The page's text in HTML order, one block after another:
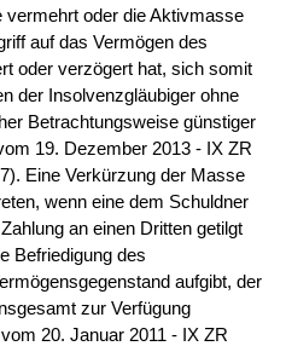
oder die Aktivmasse
auf das Vermögen des
oder verzögert hat, sich somit
der Insolvenzgläubiger ohne
Betrachtungsweise günstiger
19. Dezember 2013 - IX ZR
Eine Verkürzung der Masse
wenn eine dem Schuldner
an einen Dritten getilgt
Befriedigung des
aufgibt, der
zur Verfügung
20. Januar 2011 - IX ZR